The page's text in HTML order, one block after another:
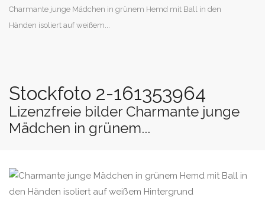
hier:Charmante junge Mädchen in grünem Hemd mit Ball in den
Händen isoliert auf weißem...
Stockfoto 2-161353964
Lizenzfreie bilder Charmante junge
Mädchen in grünem...